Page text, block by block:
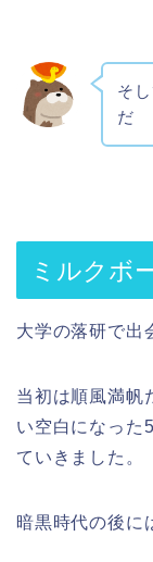
そ
だ
ミルクボ
大学の落研で出
当初は順風満帆
い空白になった
ていきました。
暗黒時代の後に